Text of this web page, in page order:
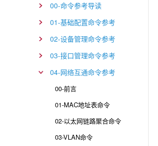
00-命令参考导读
01-基础配置命令参考
02-设备管理命令参考
03-接口管理命令参考
04-网络互通命令参考
00-前言
01-MAC地址表命令
02-以太网链路聚合命令
03-VLAN命令